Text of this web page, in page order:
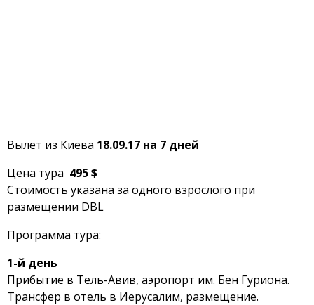
Вылет из Киева 18.09.17 на 7 дней
Цена тура 495 $
Стоимость указана за одного взрослого при
размещении DBL
Программа тура:
1-й день
Прибытие в Тель-Авив, аэропорт им. Бен Гуриона.
Трансфер в отель в Иерусалим, размещение.